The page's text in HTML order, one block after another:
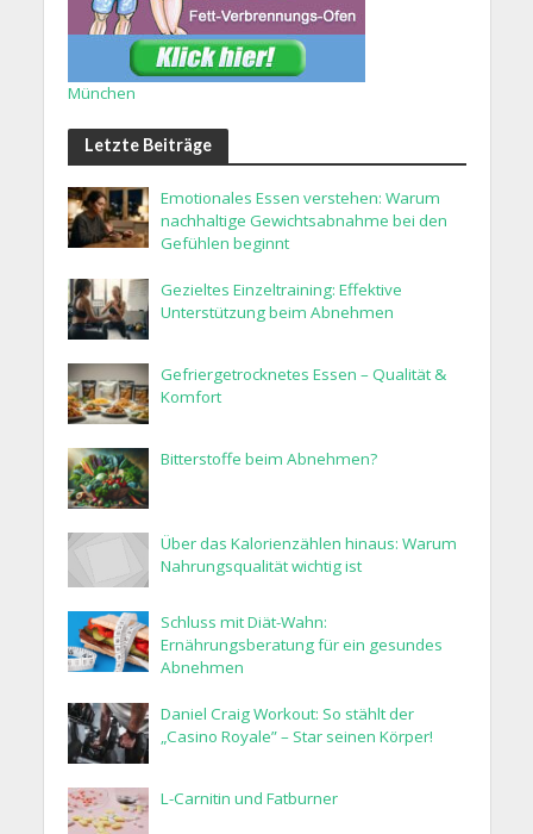
München
Letzte Beiträge
Emotionales Essen verstehen: Warum
nachhaltige Gewichtsabnahme bei den
Gefühlen beginnt
Gezieltes Einzeltraining: Effektive
Unterstützung beim Abnehmen
Gefriergetrocknetes Essen – Qualität &
Komfort
Bitterstoffe beim Abnehmen?
Über das Kalorienzählen hinaus: Warum
Nahrungsqualität wichtig ist
Schluss mit Diät-Wahn:
Ernährungsberatung für ein gesundes
Abnehmen
Daniel Craig Workout: So stählt der
„Casino Royale” – Star seinen Körper!
L-Carnitin und Fatburner